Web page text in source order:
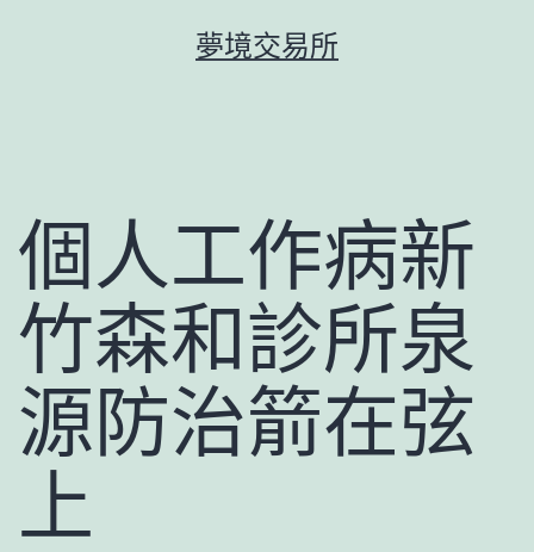
夢境交易所
個人工作病新
竹森和診所泉
源防治箭在弦
上